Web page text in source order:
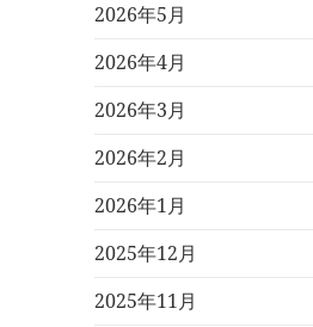
2026年5月
2026年4月
2026年3月
2026年2月
2026年1月
2025年12月
2025年11月